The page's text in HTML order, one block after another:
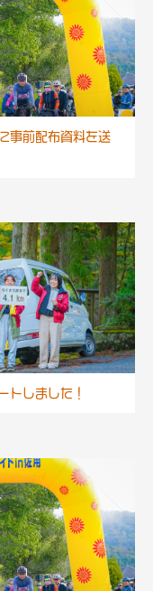
事前配布資料を送
トしました！